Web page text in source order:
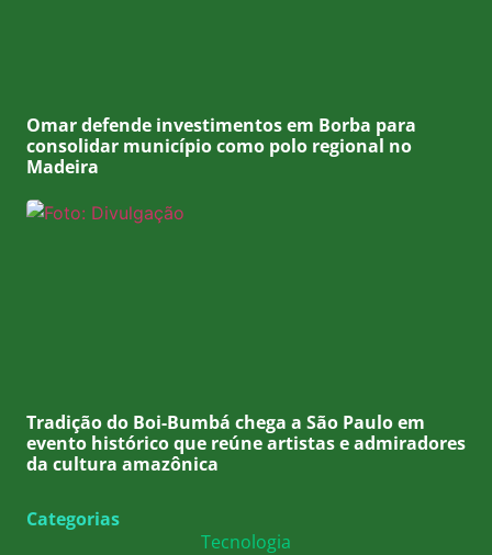
Omar defende investimentos em Borba para
consolidar município como polo regional no
Madeira
Tradição do Boi-Bumbá chega a São Paulo em
evento histórico que reúne artistas e admiradores
da cultura amazônica
Categorias
Tecnologia